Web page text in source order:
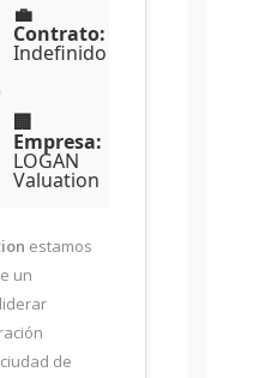
💼
Contrato:
Indefinido
🏢
Empresa:
LOGAN
Valuation
estamos
un
de